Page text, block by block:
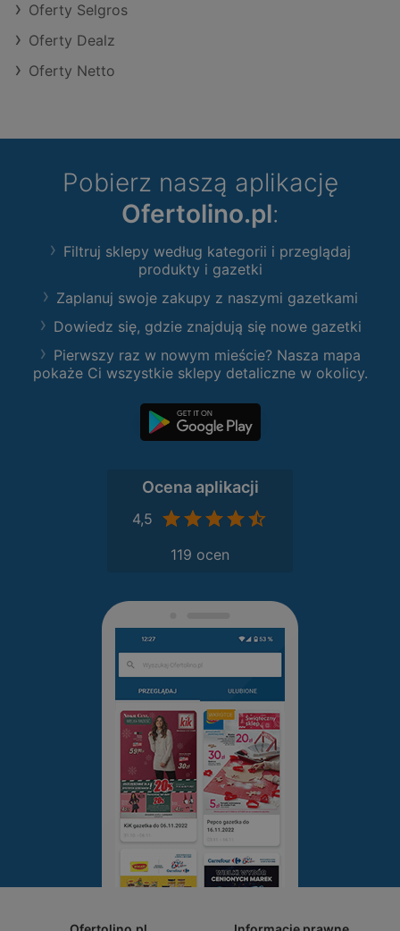
Oferty Selgros
Oferty Dealz
Oferty Netto
Pobierz naszą aplikację
Ofertolino.pl:
Filtruj sklepy według kategorii i przeglądaj
produkty i gazetki
Zaplanuj swoje zakupy z naszymi gazetkami
Dowiedz się, gdzie znajdują się nowe gazetki
Pierwszy raz w nowym mieście? Nasza mapa
pokaże Ci wszystkie sklepy detaliczne w okolicy.
Ocena aplikacji
4,5
119 ocen